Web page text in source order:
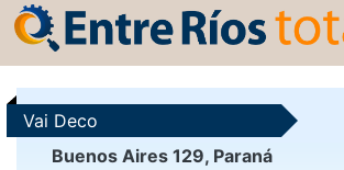
Vai Deco
Buenos Aires 129, Paraná